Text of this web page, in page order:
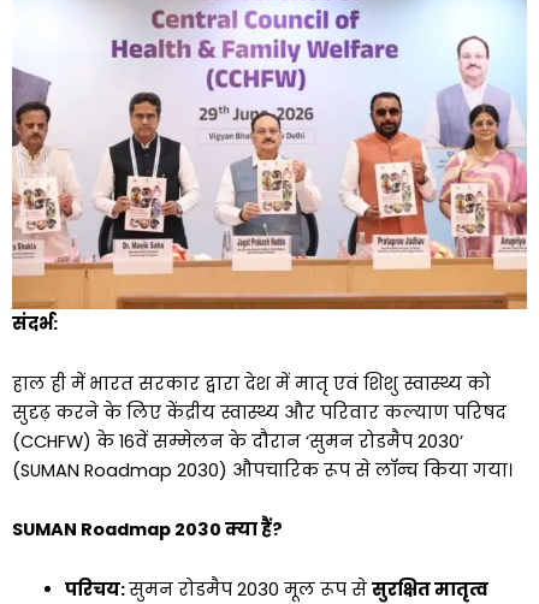
संदर्भ:
हाल ही में भारत सरकार द्वारा देश में मातृ एवं शिशु स्वास्थ्य को
सुदृढ़ करने के लिए केंद्रीय स्वास्थ्य और परिवार कल्याण परिषद
(CCHFW) के 16वें सम्मेलन के दौरान ‘सुमन रोडमैप 2030’
(SUMAN Roadmap 2030) औपचारिक रूप से लॉन्च किया गया।
SUMAN Roadmap 2030 क्या हैं?
परिचय:सुमन रोडमैप 2030 मूल रूप से सुरक्षित मातृत्व